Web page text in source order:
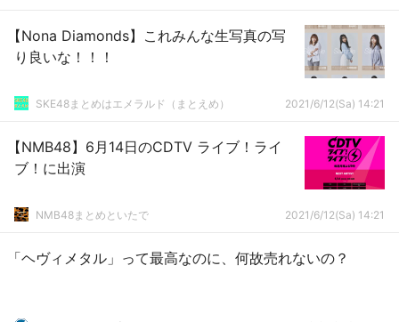
【Nona Diamonds】これみんな生写真の写
り良いな！！！
SKE48まとめはエメラルド（まとえめ） 2021/6/12(Sa) 14:21
【NMB48】6月14日のCDTV ライブ！ライ
ブ！に出演
NMB48まとめといたで 2021/6/12(Sa) 14:21
「ヘヴィメタル」って最高なのに、何故売れないの？